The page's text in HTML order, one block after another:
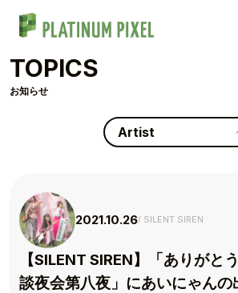
TOPICS
お知らせ
Artist
2021.10.26 SILENT SIREN
【SILENT SIREN】「ありがと
談夜会第八夜」にあいにゃんの